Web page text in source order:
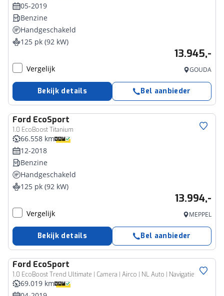
05-2019
Benzine
Handgeschakeld
125 pk (92 kW)
13.945,-
Vergelijk GOUDA
Bekijk details Bel aanbieder
Ford EcoSport
1.0 EcoBoost Titanium
66.558 km
12-2018
Benzine
Handgeschakeld
125 pk (92 kW)
13.994,-
Vergelijk MEPPEL
Bekijk details Bel aanbieder
Ford EcoSport
1.0 EcoBoost Trend Ultimate | Camera | Airco | NL Auto | Navigatie
69.019 km